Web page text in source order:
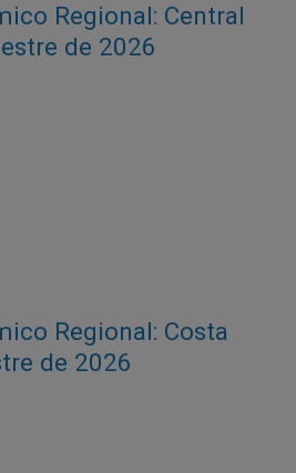
Regional: Central
de 2026
Regional: Costa
de 2026